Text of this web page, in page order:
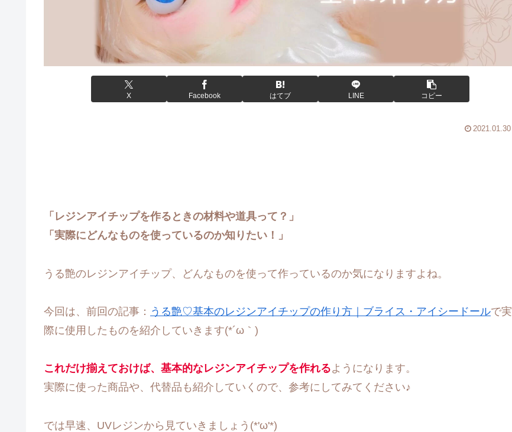
X Facebook はてブ LINE コピー
2021.01.30
「レジンアイチップを作るときの材料や道具って？」
「実際にどんなものを使っているのか知りたい！」
うる艶のレジンアイチップ、どんなものを使って作っているのか気になりますよね。
今回は、前回の記事： うる艶♡基本のレジンアイチップの作り方｜ブライス・アイシードールで実
際に使用したものを紹介していきます(*´ω｀)
これだけ揃えておけば、基本的なレジンアイチップを作れるようになります。
実際に使った商品や、代替品も紹介していくので、参考にしてみてください♪
では早速、UVレジンから見ていきましょう(*'ω'*)